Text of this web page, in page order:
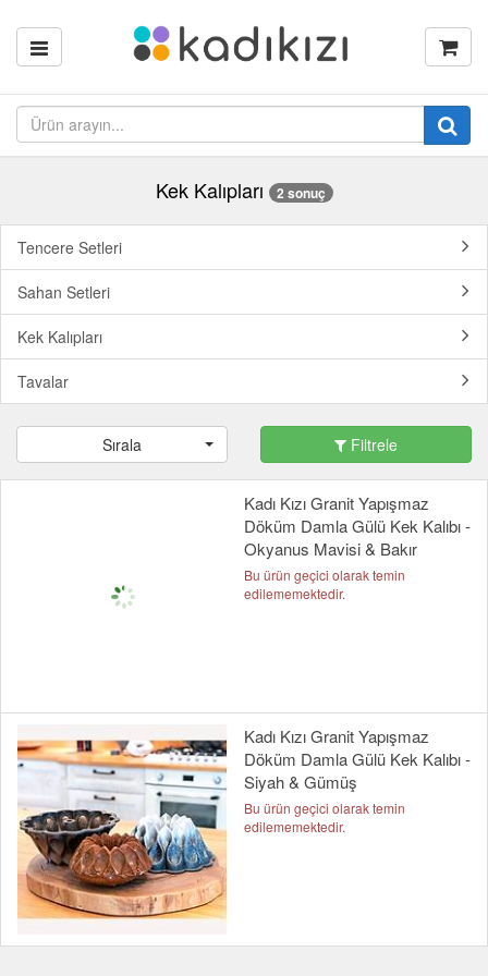
Kek Kalıpları 2 sonuç
Tencere Setleri
Sahan Setleri
Kek Kalıpları
Tavalar
Sırala Filtrele
Kadı Kızı Granit Yapışmaz
Döküm Damla Gülü Kek Kalıbı -
Okyanus Mavisi & Bakır
Bu ürün geçici olarak temin
edilememektedir.
Kadı Kızı Granit Yapışmaz
Döküm Damla Gülü Kek Kalıbı -
Siyah & Gümüş
Bu ürün geçici olarak temin
edilememektedir.